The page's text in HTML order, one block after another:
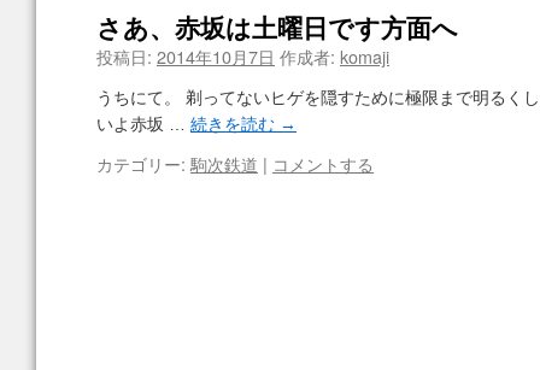
さあ、赤坂は土曜日です方面へ
投稿日: 2014年10月7日 作成者: komaji
うちにて。 剃ってないヒゲを隠すために極限まで明るく
いよ赤坂 … 続きを読む →
カテゴリー: 駒次鉄道 | コメントする